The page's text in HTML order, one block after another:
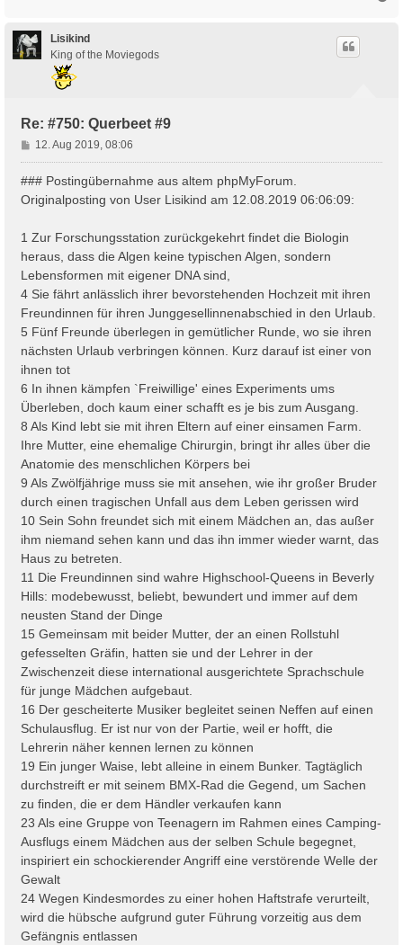
Lisikind
King of the Moviegods
Re: #750: Querbeet #9
B
e
i
g
12. Aug 2019, 08:06
### Postingübernahme aus altem phpMyForum.
Originalposting von User Lisikind am 12.08.2019 06:06:09:
1 Zur Forschungsstation zurückgekehrt findet die Biologin
heraus, dass die Algen keine typischen Algen, sondern
Lebensformen mit eigener DNA sind,
4 Sie fährt anlässlich ihrer bevorstehenden Hochzeit mit ihren
Freundinnen für ihren Junggesellinnenabschied in den Urlaub.
5 Fünf Freunde überlegen in gemütlicher Runde, wo sie ihren
nächsten Urlaub verbringen können. Kurz darauf ist einer von
ihnen tot
6 In ihnen kämpfen `Freiwillige' eines Experiments ums
Überleben, doch kaum einer schafft es je bis zum Ausgang.
8 Als Kind lebt sie mit ihren Eltern auf einer einsamen Farm.
Ihre Mutter, eine ehemalige Chirurgin, bringt ihr alles über die
Anatomie des menschlichen Körpers bei
9 Als Zwölfjährige muss sie mit ansehen, wie ihr großer Bruder
durch einen tragischen Unfall aus dem Leben gerissen wird
10 Sein Sohn freundet sich mit einem Mädchen an, das außer
ihm niemand sehen kann und das ihn immer wieder warnt, das
Haus zu betreten.
11 Die Freundinnen sind wahre Highschool-Queens in Beverly
Hills: modebewusst, beliebt, bewundert und immer auf dem
neusten Stand der Dinge
15 Gemeinsam mit beider Mutter, der an einen Rollstuhl
gefesselten Gräfin, hatten sie und der Lehrer in der
Zwischenzeit diese international ausgerichtete Sprachschule
für junge Mädchen aufgebaut.
16 Der gescheiterte Musiker begleitet seinen Neffen auf einen
Schulausflug. Er ist nur von der Partie, weil er hofft, die
Lehrerin näher kennen lernen zu können
19 Ein junger Waise, lebt alleine in einem Bunker. Tagtäglich
durchstreift er mit seinem BMX-Rad die Gegend, um Sachen
zu finden, die er dem Händler verkaufen kann
23 Als eine Gruppe von Teenagern im Rahmen eines Camping-
Ausflugs einem Mädchen aus der selben Schule begegnet,
inspiriert ein schockierender Angriff eine verstörende Welle der
Gewalt
24 Wegen Kindesmordes zu einer hohen Haftstrafe verurteilt,
wird die hübsche aufgrund guter Führung vorzeitig aus dem
Gefängnis entlassen